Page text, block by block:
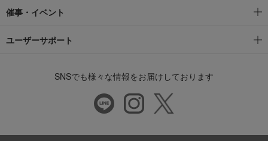
催事・イベント
ユーザーサポート
SNSでも様々な情報をお届けしております